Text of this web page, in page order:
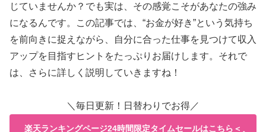
じていませんか？でも実は、その感覚こそがあなたの強み
になるんです。この記事では、“お金が好き”という気持ち
を前向きに捉えながら、自分に合った仕事を見つけて収入
アップを目指すヒントをたっぷりお届けします。それで
は、さらに詳しく説明していきますね！
＼毎日更新！日替わりでお得／
楽天ランキングページ24時間限定タイムセールはこちら＜